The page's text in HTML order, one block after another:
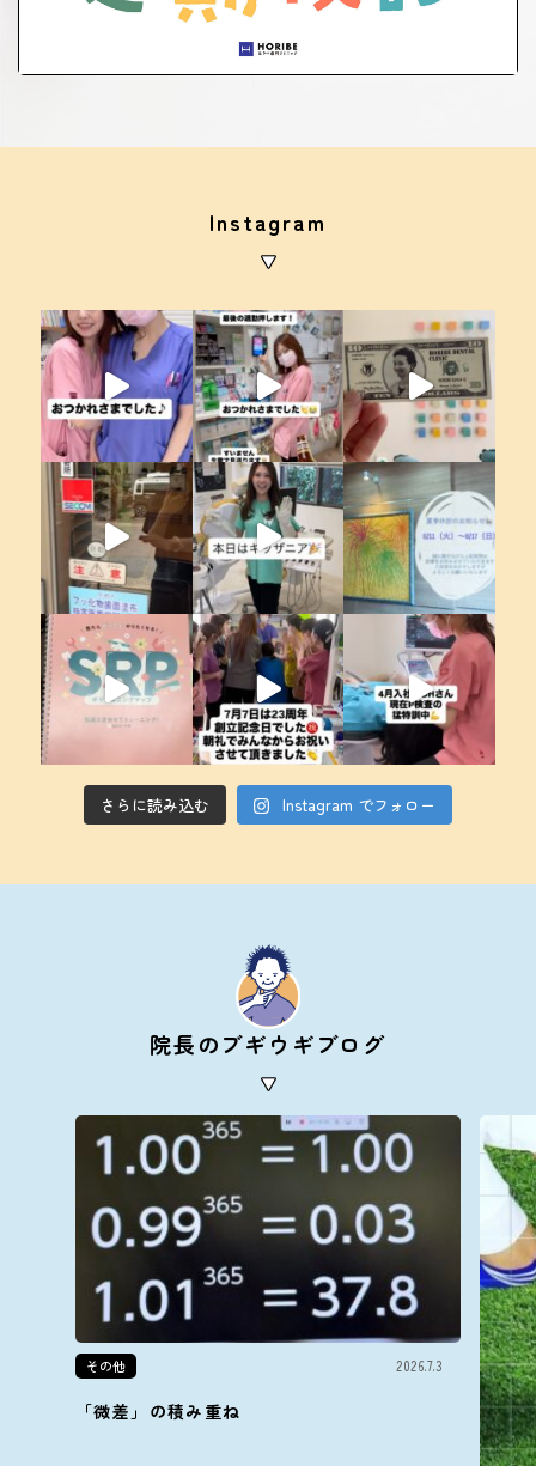
Instagram
さらに読み込む Instagram でフォロー
院長のブギウギブログ
その他 2026.7.3
「微差」の積み重ね